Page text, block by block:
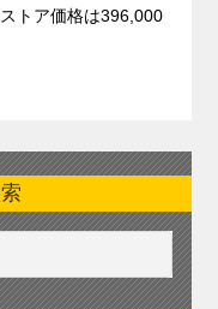
トア価格は396,000